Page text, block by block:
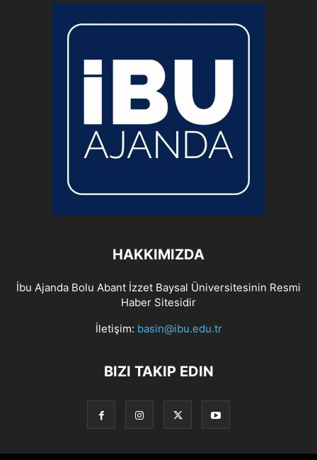
HAKKIMIZDA
İbu Ajanda Bolu Abant İzzet Baysal Üniversitesinin Resmi
Haber Sitesidir
İletişim: basin@ibu.edu.tr
BIZI TAKIP EDIN